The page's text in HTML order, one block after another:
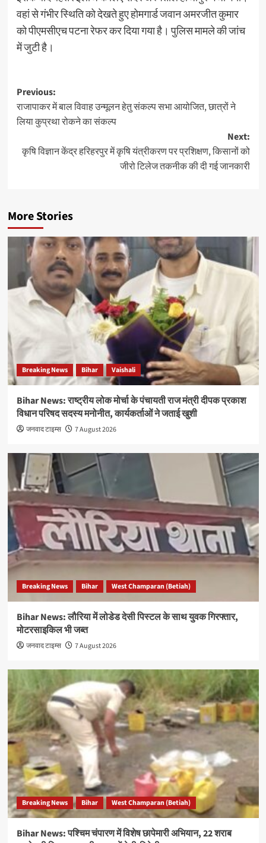
वहां से गंभीर स्थिति को देखते हुए होमगार्ड जवान अमरजीत कुमार
को पीएमसीएच पटना रेफर कर दिया गया है। पुलिस मामले की जांच
में जुटी है।
Post
navigation
Previous:
राजापाकर में बाल विवाह उन्मूलन हेतु संकल्प सभा आयोजित, छात्रों ने
लिया कुप्रथा रोकने का संकल्प
Next:
कृषि विज्ञान केंद्र हरिहरपुर में कृषि यंत्रीकरण पर प्रशिक्षण, किसानों को
जीरो टिलेज तकनीक की दी गई जानकारी
More Stories
Breaking News Bihar Vaishali
Bihar News: राष्ट्रीय लोक मोर्चा के पंचायती राज मंत्री दीपक प्रकाश
विधान परिषद सदस्य मनोनीत, कार्यकर्ताओं ने जताई खुशी
जनवाद टाइम्स 7 August 2026
Breaking News Bihar West Champaran (Betiah)
Bihar News: लौरिया में लोडेड देसी पिस्टल के साथ युवक गिरफ्तार,
मोटरसाइकिल भी जब्त
जनवाद टाइम्स 7 August 2026
Breaking News Bihar West Champaran (Betiah)
Bihar News: पश्चिम चंपारण में विशेष छापेमारी अभियान, 22 शराब